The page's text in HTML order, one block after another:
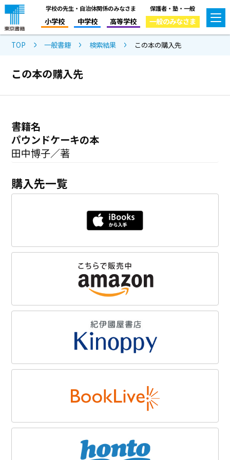
学校の先生・自治体関係のみなさま
小学校 中学校 高等学校
保護者・塾・一般
一般のみなさま
TOP 一般書籍 検索結果 この本の購入先
この本の購入先
書籍名
パウンドケーキの本
田中博子／著
購入先一覧